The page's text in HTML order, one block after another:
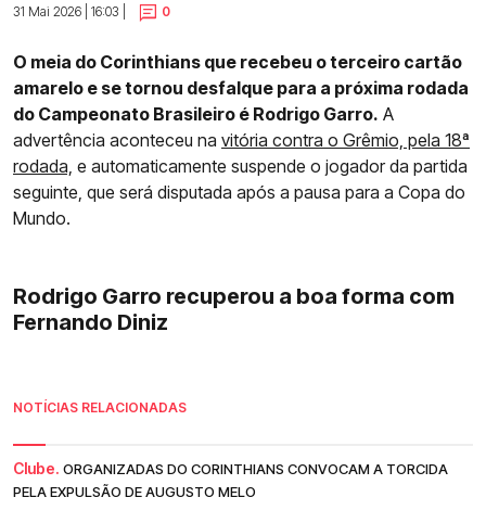
31 Mai 2026 | 16:03 |
0
O meia do Corinthians que recebeu o terceiro cartão
amarelo e se tornou desfalque para a próxima rodada
do Campeonato Brasileiro é Rodrigo Garro. A
advertência aconteceu na vitória contra o Grêmio, pela 18ª
rodada, e automaticamente suspende o jogador da partida
seguinte, que será disputada após a pausa para a Copa do
Mundo.
Rodrigo Garro recuperou a boa forma com
Fernando Diniz
NOTÍCIAS RELACIONADAS
Clube. ORGANIZADAS DO CORINTHIANS CONVOCAM A TORCIDA
PELA EXPULSÃO DE AUGUSTO MELO